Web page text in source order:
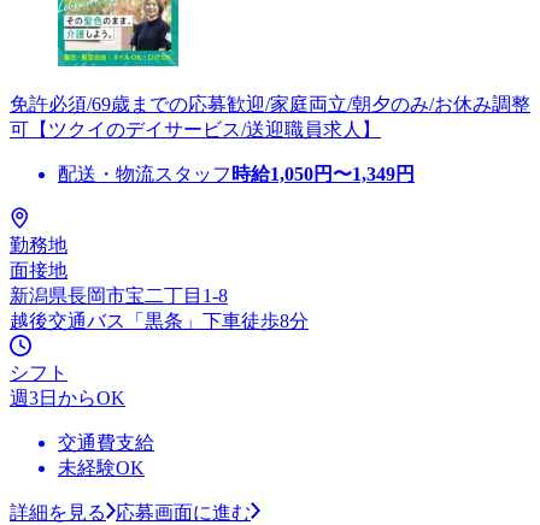
免許必須/69歳までの応募歓迎/家庭両立/朝夕のみ/お休み調整
可【ツクイのデイサービス/送迎職員求人】
配送・物流スタッフ 時給1,050円〜1,349円
勤務地
面接地
新潟県長岡市宝二丁目1-8
越後交通バス「黒条」下車徒歩8分
シフト
週3日からOK
交通費支給
未経験OK
詳細を見る
応募画面に進む